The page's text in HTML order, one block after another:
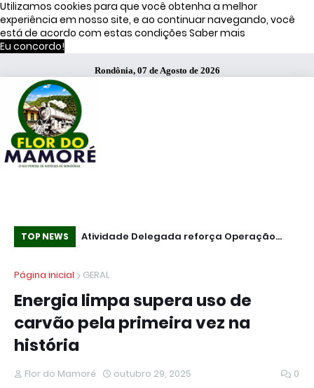
Utilizamos cookies para que você obtenha a melhor
experiência em nosso site, e ao continuar navegando, você
está de acordo com estas condições Saber mais
Eu concordo!
Rondônia, 07 de Agosto de 2026
TOP NEWS
de Moraes
Atividade Delegada reforça Operação
Página inicial
GERAL
Energia limpa supera uso de
carvão pela primeira vez na
história
Flor do Mamoré outubro 29, 2025 0